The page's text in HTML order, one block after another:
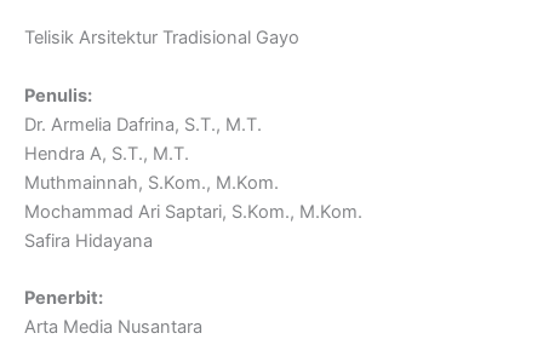
Telisik Arsitektur Tradisional Gayo
Penulis:
Dr. Armelia Dafrina, S.T., M.T.
Hendra A, S.T., M.T.
Muthmainnah, S.Kom., M.Kom.
Mochammad Ari Saptari, S.Kom., M.Kom.
Safira Hidayana
Penerbit:
Arta Media Nusantara